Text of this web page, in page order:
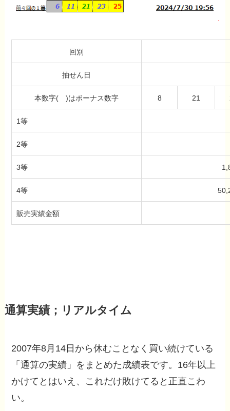
回別
抽せん日
本数字( )はボーナス数字 8 21
1等
2等
3等
4等
販売実績金額
通算実績；リアルタイム
2007年8月14日から休むことなく買い続けている
「通算の実績」をまとめた成績表です。16年以上
かけてとはいえ、これだけ敗けてると正直こわ
い。